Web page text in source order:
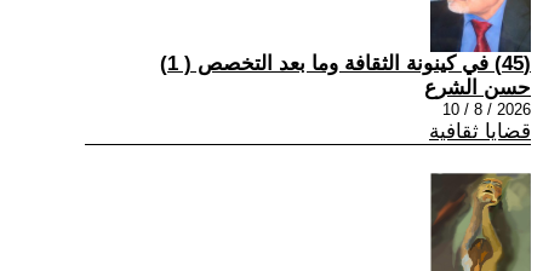
(45) في كينونة الثقافة وما بعد التخصص ( 1)
حسن الشرع
2026 / 8 / 10
قضايا ثقافية